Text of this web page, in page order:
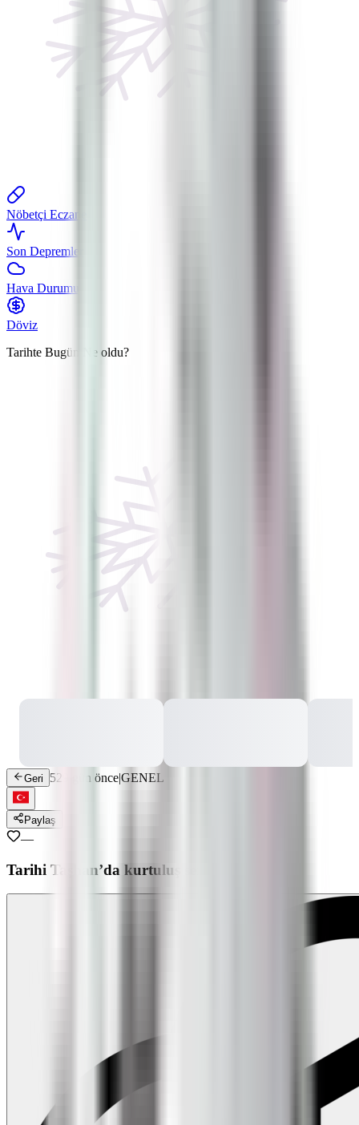
Nöbetçi Eczane
Son Depremler
Hava Durumu
Döviz
Tarihte Bugün
Ne oldu?
Geri 529 gün önce|GENEL
Paylaş
—
Tarihi Taşhan’da kurtuluş sergisi açıldı